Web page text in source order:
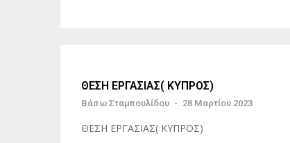
ΘΕΣΗ ΕΡΓΑΣΙΑΣ( ΚΥΠΡΟΣ)
Βάσω Σταμπουλίδου - 28 Μαρτίου 2023
ΘΕΣΗ ΕΡΓΑΣΙΑΣ( ΚΥΠΡΟΣ)